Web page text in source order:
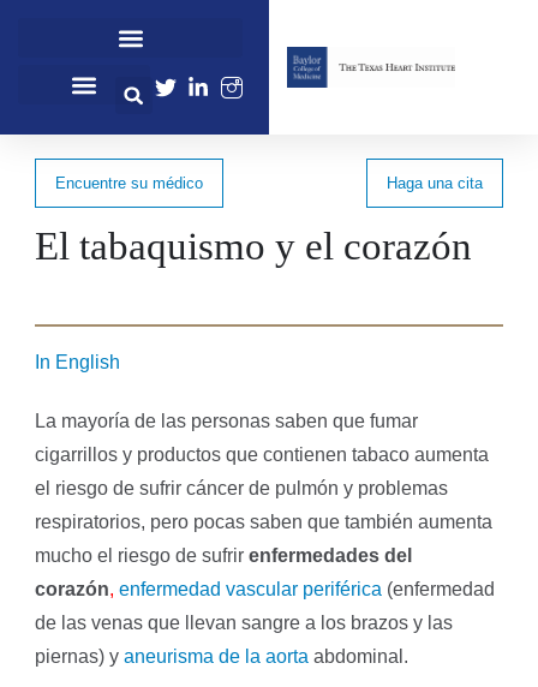
Encuentre su médico Haga una cita
El tabaquismo y el corazón
In English
La mayoría de las personas saben que fumar
cigarrillos y productos que contienen tabaco aumenta
el riesgo de sufrir cáncer de pulmón y problemas
respiratorios, pero pocas saben que también aumenta
mucho el riesgo de sufrir enfermedades del
corazón, enfermedad vascular periférica (enfermedad
de las venas que llevan sangre a los brazos y las
piernas) yaneurisma de la aorta abdominal.